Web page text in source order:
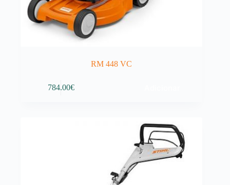
RM 448 VC
784.00€